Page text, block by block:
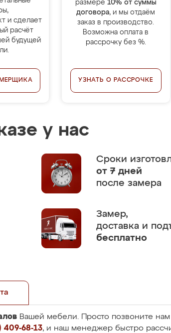
и сделает
расчёт
будущей
размере 10% от суммы
договора, и мы отдаём
заказ в производство.
Возможна оплата в
рассрочку без %.
УЗНАТЬ О РАССРОЧКЕ
у нас
Сроки
от 7 дней
после замера
Замер,
доставка и
бесплатно
Вашей мебели. Просто позвоните
409-68-13, и наш менеджер быстро